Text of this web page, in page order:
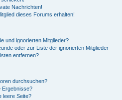
Nachrichten!
dieses Forums erhalten!
und ignorierten Mitglieder?
oder zur Liste der ignorierten Mitglieder
entfernen?
durchsuchen?
Ergebnisse?
leere Seite?